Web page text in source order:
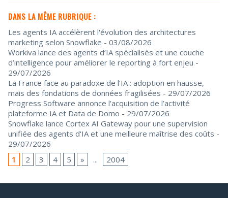
DANS LA MÊME RUBRIQUE :
Les agents IA accélèrent l'évolution des architectures
marketing selon Snowflake - 03/08/2026
Workiva lance des agents d’IA spécialisés et une couche
d’intelligence pour améliorer le reporting à fort enjeu -
29/07/2026
La France face au paradoxe de l’IA : adoption en hausse,
mais des fondations de données fragilisées - 29/07/2026
Progress Software annonce l'acquisition de l’activité
plateforme IA et Data de Domo - 29/07/2026
Snowflake lance Cortex AI Gateway pour une supervision
unifiée des agents d'IA et une meilleure maîtrise des coûts -
29/07/2026
1
2 3 4 5 » ... 2004